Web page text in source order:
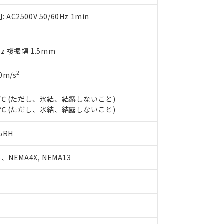
: AC2500V 50/60Hz 1min
複振幅 1.5mm
s2
(ただし、氷結、結露しないこと)
(ただし、氷結、結露しないこと)
NEMA4X, NEMA13
（部品リスト作成サービス）をご利用いただくには、I-Webメンバ
ります。
ブサイト上で当社にご登録された部品リストについて、当社および
・サービスに関するお客様との取引・商談に必要な範囲で利用する
者とは、
ウンロード
ダウンロードすることができます。
質）の非含有証明書
書（当社基準）
時点で非含有を証明するもので、過去に遡って非含有を証明するも
フタル酸エステル類４物質の対応では、対応完了までの期間は出
への在庫切替を完了していることから、特段のことがない限り、
。
10物質）のすべてが基準値以下であることを示します。
状況下において有害物質が外部に漏えいし、環境に深刻な影響を及
合意する
新の在庫状況については、お客様のお取引先、またはお客様担当
・当社販売員にご確認ください)
種、また在庫状況の情報を公開していない機種